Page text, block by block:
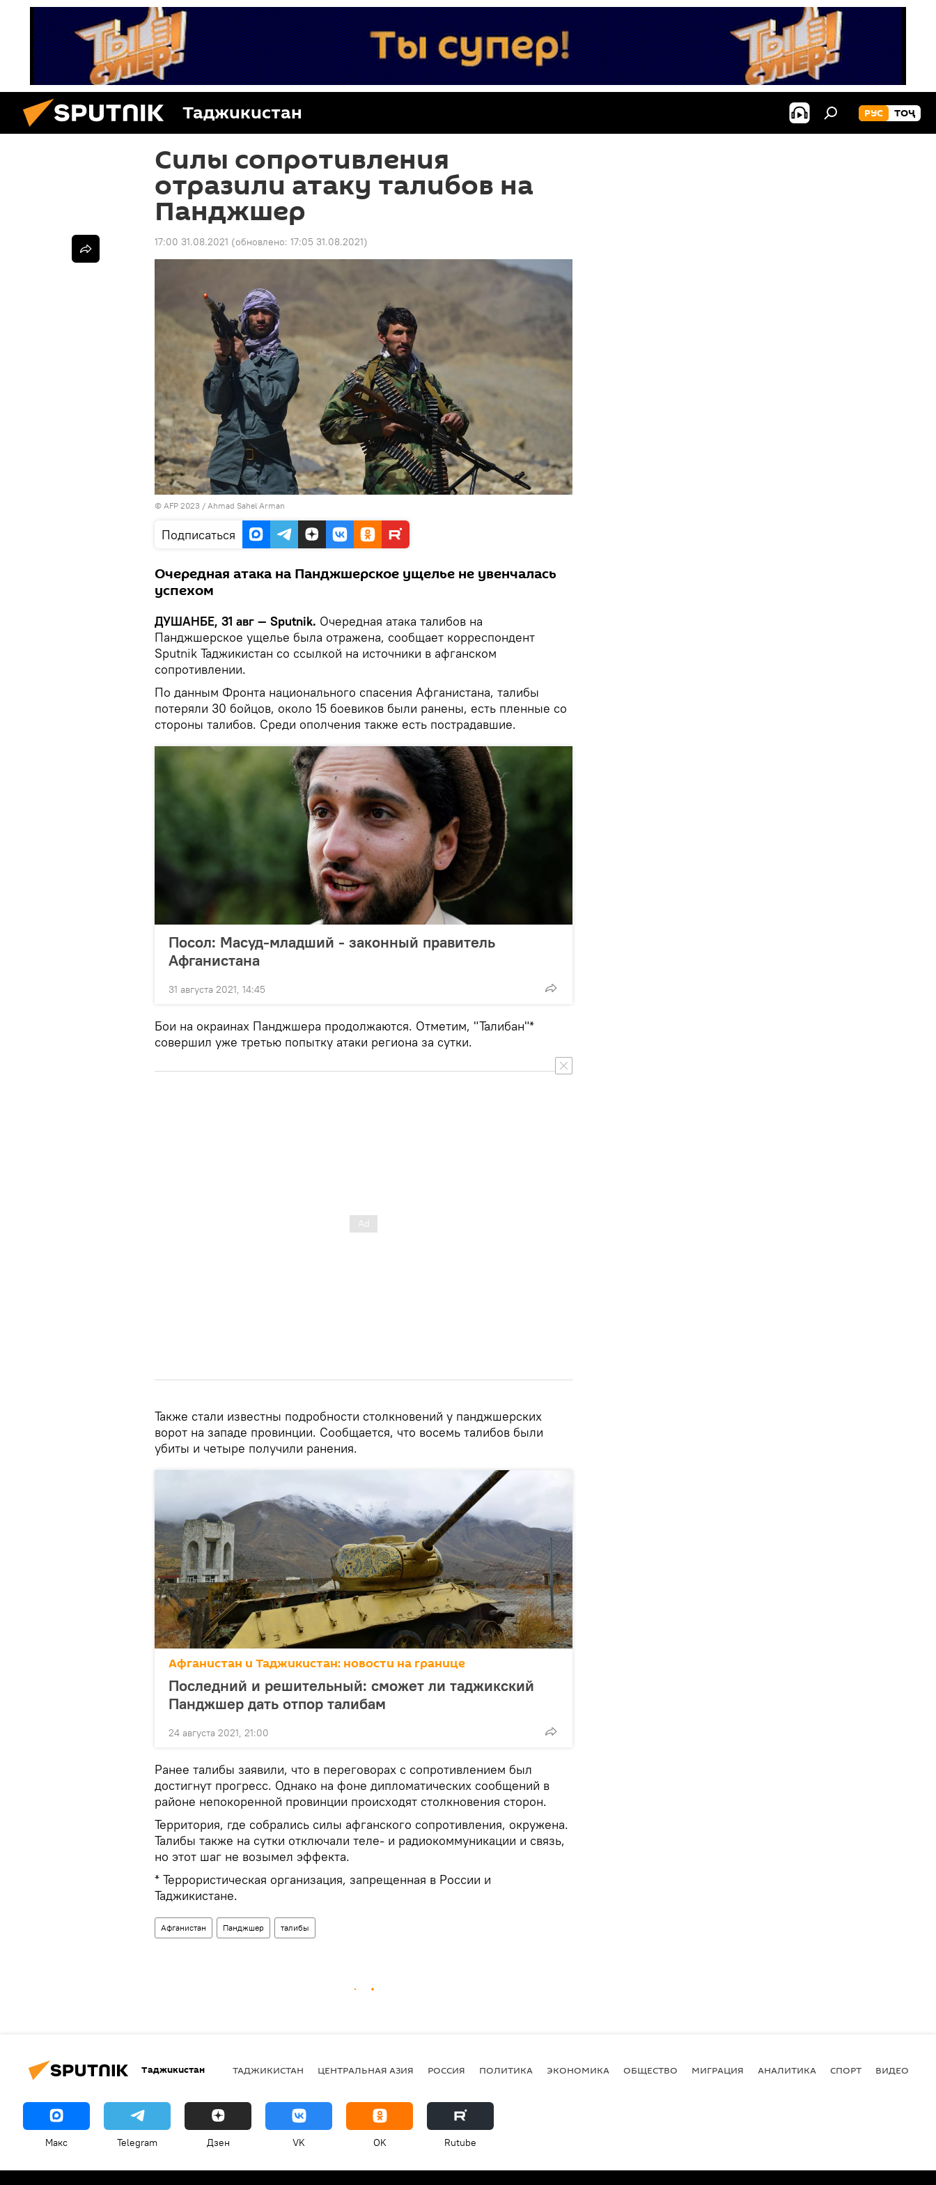
Таджикистан РУС ТОҶ
Силы сопротивления
отразили атаку талибов на
Панджшер
17:00 31.08.2021 (обновлено: 17:05 31.08.2021)
© AFP 2023 / Ahmad Sahel Arman
Подписаться
Очередная атака на Панджшерское ущелье не увенчалась
успехом
ДУШАНБЕ, 31 авг — Sputnik. Очередная атака талибов на
Панджшерское ущелье была отражена, сообщает корреспондент
Sputnik Таджикистан со ссылкой на источники в афганском
сопротивлении.
По данным Фронта национального спасения Афганистана, талибы
потеряли 30 бойцов, около 15 боевиков были ранены, есть пленные со
стороны талибов. Среди ополчения также есть пострадавшие.
Посол: Масуд-младший - законный правитель
Афганистана
31 августа 2021, 14:45
Бои на окраинах Панджшера продолжаются. Отметим, "Талибан"*
совершил уже третью попытку атаки региона за сутки.
Также стали известны подробности столкновений у панджшерских
ворот на западе провинции. Сообщается, что восемь талибов были
убиты и четыре получили ранения.
Афганистан и Таджикистан: новости на границе
Последний и решительный: сможет ли таджикский
Панджшер дать отпор талибам
24 августа 2021, 21:00
Ранее талибы заявили, что в переговорах с сопротивлением был
достигнут прогресс. Однако на фоне дипломатических сообщений в
районе непокоренной провинции происходят столкновения сторон.
Территория, где собрались силы афганского сопротивления, окружена.
Талибы также на сутки отключали теле- и радиокоммуникации и связь,
но этот шаг не возымел эффекта.
* Террористическая организация, запрещенная в России и
Таджикистане.
Афганистан Панджшер талибы
Таджикистан ТАДЖИКИСТАН ЦЕНТРАЛЬНАЯ АЗИЯ РОССИЯ ПОЛИТИКА ЭКОНОМИКА ОБЩЕСТВО МИГРАЦИЯ АНАЛИТИКА СПОРТ ВИДЕО
Макс Telegram Дзен VK OK Rutube